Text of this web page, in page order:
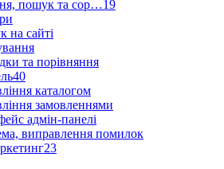
пошук та сор…19
на сайті
та порівняння
40
каталогом
замовленнями
адмін-панелі
виправлення помилок
23